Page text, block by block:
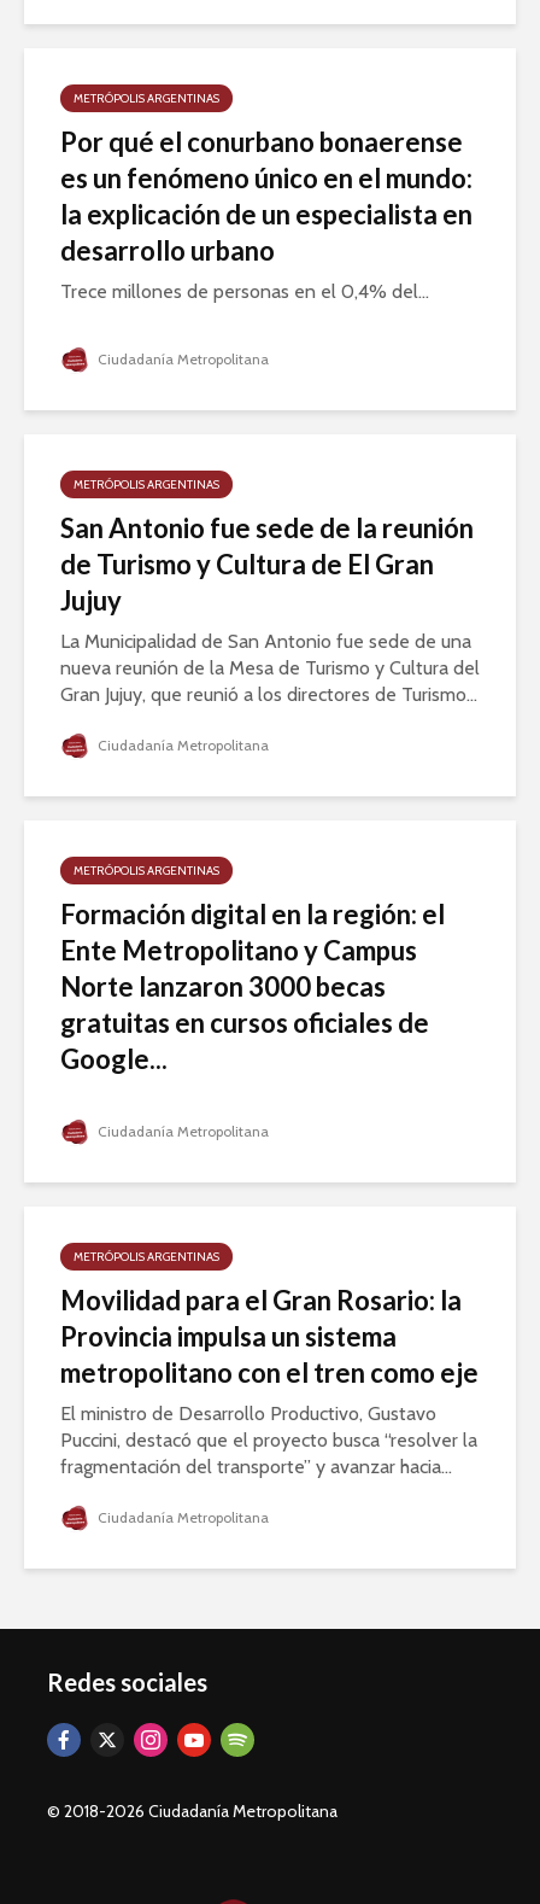
METRÓPOLIS ARGENTINAS
Por qué el conurbano bonaerense
es un fenómeno único en el mundo:
la explicación de un especialista en
desarrollo urbano
Trece millones de personas en el 0,4% del...
Ciudadanía Metropolitana
METRÓPOLIS ARGENTINAS
San Antonio fue sede de la reunión
de Turismo y Cultura de El Gran
Jujuy
La Municipalidad de San Antonio fue sede de una
nueva reunión de la Mesa de Turismo y Cultura del
Gran Jujuy, que reunió a los directores de Turismo...
Ciudadanía Metropolitana
METRÓPOLIS ARGENTINAS
Formación digital en la región: el
Ente Metropolitano y Campus
Norte lanzaron 3000 becas
gratuitas en cursos oficiales de
Google...
Ciudadanía Metropolitana
METRÓPOLIS ARGENTINAS
Movilidad para el Gran Rosario: la
Provincia impulsa un sistema
metropolitano con el tren como eje
El ministro de Desarrollo Productivo, Gustavo
Puccini, destacó que el proyecto busca “resolver la
fragmentación del transporte” y avanzar hacia...
Ciudadanía Metropolitana
Redes sociales
© 2018-2026 Ciudadanía Metropolitana